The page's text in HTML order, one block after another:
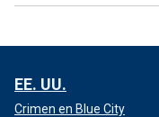
EE. UU.
Crimen en Blue City